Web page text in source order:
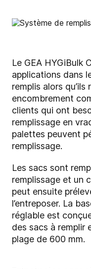
Le GEA HYGiBulk
applications dans
remplis alors
encombrement
clients qui ont
remplissage en
palettes peuvent
remplissage.
Les sacs sont
remplissage et un
peut ensuite
l’entreposer. La
réglable est
des sacs à remplir
plage de 600 mm.